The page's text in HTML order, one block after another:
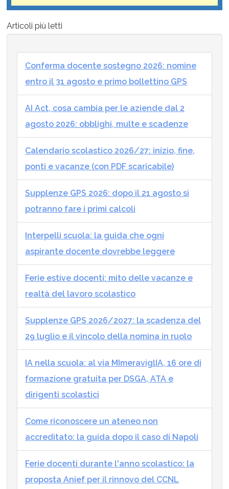
Articoli più letti
Conferma docente sostegno 2026: nomine
entro il 31 agosto e primo bollettino GPS
AI Act, cosa cambia per le aziende dal 2
agosto 2026: obblighi, multe e scadenze
Calendario scolastico 2026/27: inizio, fine,
ponti e vacanze (con PDF scaricabile)
Supplenze GPS 2026: dopo il 21 agosto si
potranno fare i primi calcoli
Interpelli scuola: la guida che ogni
aspirante docente dovrebbe leggere
Ferie estive docenti: mito delle vacanze e
realtà del lavoro scolastico
Supplenze GPS 2026/2027: la scadenza del
29 luglio e il vincolo della nomina in ruolo
IA nella scuola: al via MImeraviglIA, 16 ore di
formazione gratuita per DSGA, ATA e
dirigenti scolastici
Come riconoscere un ateneo non
accreditato: la guida dopo il caso di Napoli
Ferie docenti durante l'anno scolastico: la
proposta Anief per il rinnovo del CCNL